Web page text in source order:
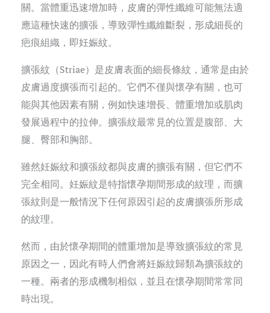
關。當體重迅速增加時，皮膚的彈性纖維可能無法適
應這種快速的擴張，導致彈性纖維斷裂，形成細長的
疤痕組織，即妊娠紋。
擴張紋（Striae）是皮膚表面的細長條紋，通常是由於
皮膚過度擴張而引起的。它們不僅與懷孕有關，也可
能與其他因素有關，例如快速增長、體重增加或肌肉
發展過程中的拉伸。擴張紋最常見的位置是腹部、大
腿、臀部和胸部。
雖然妊娠紋和擴張紋都與皮膚的擴張有關，但它們不
完全相同。妊娠紋是特指懷孕期間形成的紋理，而擴
張紋則是一般情況下任何原因引起的皮膚擴張所形成
的紋理。
然而，由於懷孕期間的體重增加是導致擴張紋的常見
原因之一，因此有時人們會將妊娠紋歸類為擴張紋的
一種。兩者的形成機制相似，並且在懷孕期間常常同
時出現。